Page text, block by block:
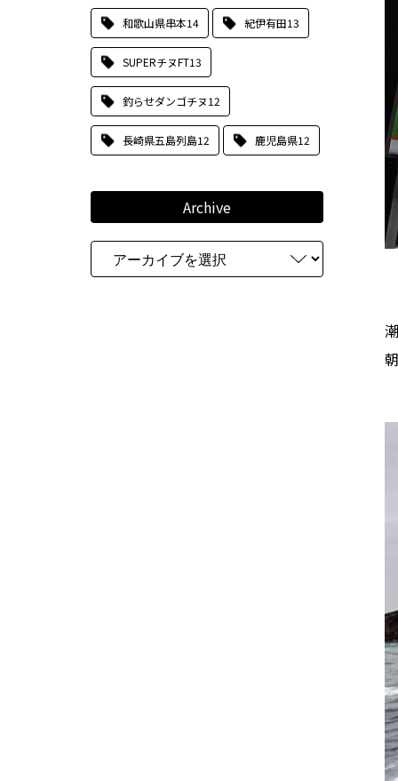
和歌山県串本14 紀伊有田13
SUPERチヌFT13
釣らせダンゴチヌ12
長崎県五島列島12 鹿児島県12
Archive